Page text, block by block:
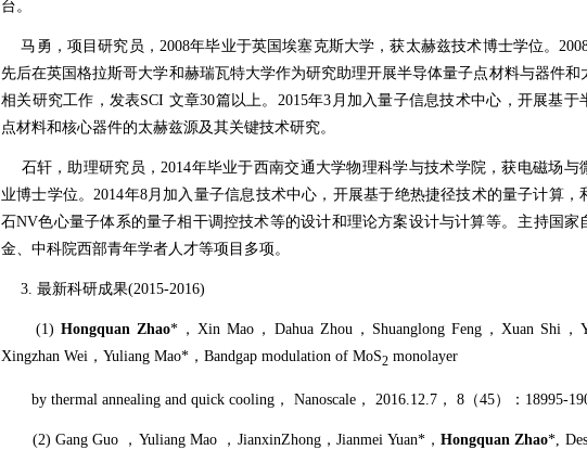
台。
马勇，项目研究员， 2008年毕业于英国埃塞克斯大学，获太赫兹技术博士学位。
先后在英国格拉斯哥大学和赫瑞瓦特大学作为研究助理开展半导体量子点材料与器件和
相关研究工作，发表SCI 文章30篇以上。 2015年3 月加入量子信息技术中心，开展基于
点材料和核心器件的太赫兹源及其关键技术研究。
石轩，助理研究员， 2014年毕业于西南交通大学物理科学与技术学院，获电磁场与
业博士学位。 2014年8月加入量子信息技术中心，开展基于绝热捷径技术的量子计算，
石NV色心量子体系的量子相干调控技术等的设计和理论方案设计与计算等。
主持国家
金、中科院西部青年学者人才等项目多项。
3. 最新科研成果(2015-2016)
(1)Hongquan Zhao* ，Xin Mao ， Dahua Zhou ， Shuanglong Feng， Xuan Shi ，
Xingzhan Wei ， Yuliang Mao* ， Bandgap modulation of MoS2 monolayer
by thermal annealing and quick cooling ， Nanoscale ， 2016.12.7 ， 8 （45）： 18995-
(2) Gang Guo ， Yuliang Mao ， JianxinZhong，Jianmei Yuan*，Hongquan Zhao*,